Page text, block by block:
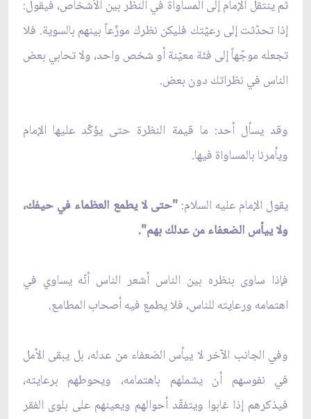
ثم ينتقل الإمام إلى المساواة في النظر بين الأشخاص، فيقول:
إذا تحدّثت إلى رعيّتك فليكن نظرك موزّعاً بينهم بالسوية. فلا
تجعله موجّهاً إلى فئة معيّنة أو شخص واحد، ولا تحابي بعض
الناس في نظراتك دون بعض.
وقد يسأل أحد: ما قيمة النظرة حتى يؤكّد عليها الإمام
ويأمرنا بالمساواة فيها.
يقول الإمام عليه السلام: "حتى لا يطمع العظماء في حيفك،
ولا ييأس الضعفاء من عدلك بهم".
فإذا ساوى بنظره بين الناس أشعر الناس أنّه يساوي في
اهتمامه ورعايته للناس، فلا يطمع فيه أصحاب المطامع.
وفي الجانب الآخر لا ييأس الضعفاء من عدله، بل يبقى الأمل
في نفوسهم أن يشملهم باهتمامه، ويحوطهم برعايته،
فيذكرهم إذا غابوا ويتفقّد أحوالهم ويعينهم على بلوى الفقر